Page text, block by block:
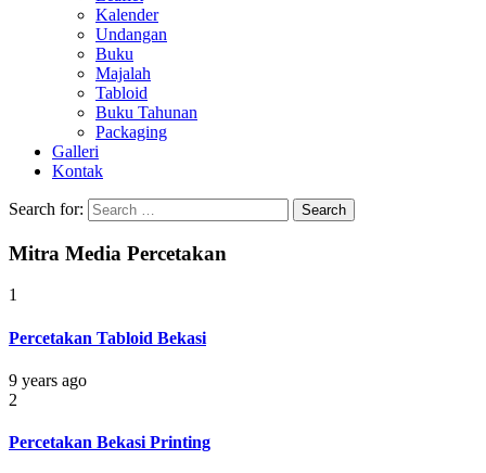
Kalender
Undangan
Buku
Majalah
Tabloid
Buku Tahunan
Packaging
Galleri
Kontak
Search for:
Mitra Media Percetakan
1
Percetakan Tabloid Bekasi
9 years ago
2
Percetakan Bekasi Printing